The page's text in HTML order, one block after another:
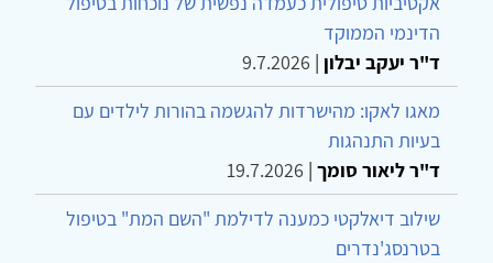
הדינמי הממוקד
ד"ר יעקב יבלון |
9.7.2026
מאגו לאקו: מהישרדות להגשמה בהורות לילדים עם
בעיות התנהגות
ד"ר ליאור סומך |
19.7.2026
שילוב דיאלקטי כמענה לדילמת "השם המת" בטיפול
בטרנסג'נדרים